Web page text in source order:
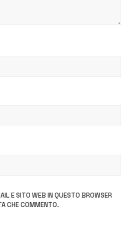
E SITO WEB IN QUESTO BROWSER
CHE COMMENTO.